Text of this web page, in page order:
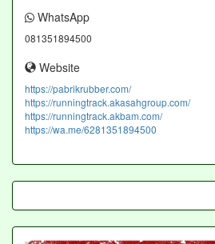
WhatsApp
081351894500
Website
https://pabrikrubber.com/
https://runningtrack.akasahgroup.com/
https://runningtrack.akbam.com/
https://wa.me/6281351894500